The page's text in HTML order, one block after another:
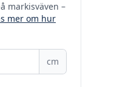
markisväven –
mer om hur
cm